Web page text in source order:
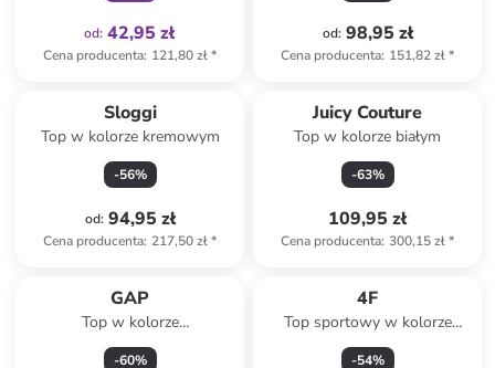
od: 42,95 zł
Cena producenta: 121,80 zł*
od: 98,95 zł
Cena producenta: 151,82 zł*
Sloggi
Top w kolorze kremowym
-56%
od: 94,95 zł
Cena producenta: 217,50 zł*
Juicy Couture
Top w kolorze białym
-63%
109,95 zł
Cena producenta: 300,15 zł*
GAP
Top w kolorze
ciemnobrązowym
-60%
4F
Top sportowy w kolorze
niebieskim
-54%